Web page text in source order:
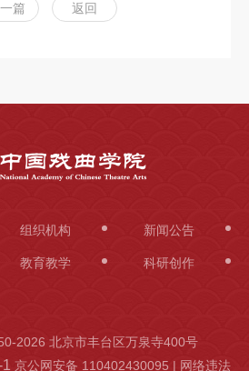
篇 返回
组织机构 新闻公告
教育教学 科研创作
2026 北京市丰台区万泉寺400号
京公网安备 110402430095 | 网络违法